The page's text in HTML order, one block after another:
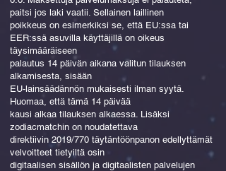
paitsi jos laki vaatii. Sellainen laillinen
poikkeus on esimerkiksi se, että EU:ssa tai
EER:ssä asuvilla käyttäjillä on oikeus
täysimääräiseen
palautus 14 päivän aikana valitun tilauksen
alkamisesta, sisään
EU-lainsäädännön mukaisesti ilman syytä.
Huomaa, että tämä 14 päivää
kausi alkaa tilauksen alkaessa. Lisäksi
zodiacmatchin on noudatettava
direktiivin 2019/770 täytäntöönpanon edellyttämät
velvoitteet tietyiltä osin
digitaalisen sisällön ja digitaalisten palvelujen